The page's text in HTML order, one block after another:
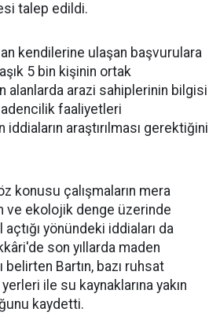
talep edildi.
kendilerine ulaşan başvurulara
5 bin kişinin ortak
alanlarda arazi sahiplerinin bilgisi
faaliyetleri
araştırılması gerektiğini
konusu çalışmaların mera
ve ekolojik denge üzerinde
yönündeki iddiaları da
son yıllarda maden
belirten Bartın, bazı ruhsat
ile su kaynaklarına yakın
kaydetti.